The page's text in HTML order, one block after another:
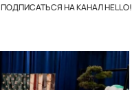
ПОДПИСАТЬСЯ НА КАНАЛ HELLO!